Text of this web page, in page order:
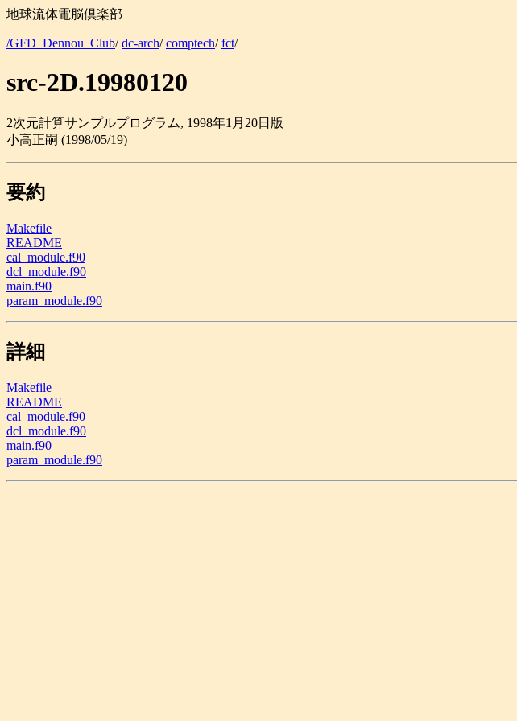
地球流体電脳倶楽部
/GFD_Dennou_Club/dc-arch/comptech/fct/
src-2D.19980120
2次元計算サンプルプログラム, 1998年1月20日版
小高正嗣 (1998/05/19)
要約
Makefile
README
cal_module.f90
dcl_module.f90
main.f90
param_module.f90
詳細
Makefile
README
cal_module.f90
dcl_module.f90
main.f90
param_module.f90